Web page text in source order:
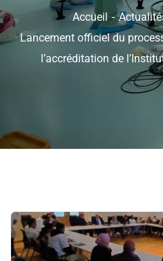
Accueil
Lancement officiel du
l’accréditation de